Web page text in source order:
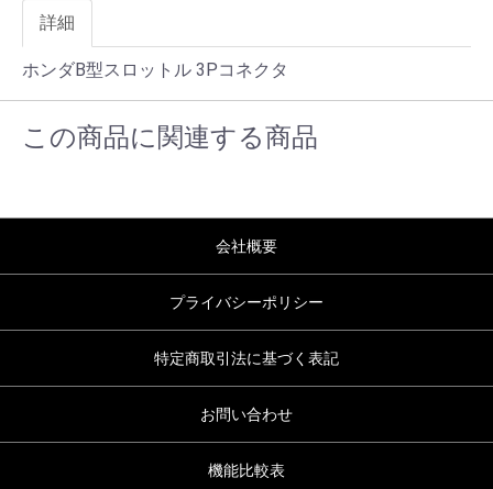
詳細
ホンダB型スロットル 3Pコネクタ
この商品に関連する商品
会社概要
プライバシーポリシー
特定商取引法に基づく表記
お問い合わせ
機能比較表